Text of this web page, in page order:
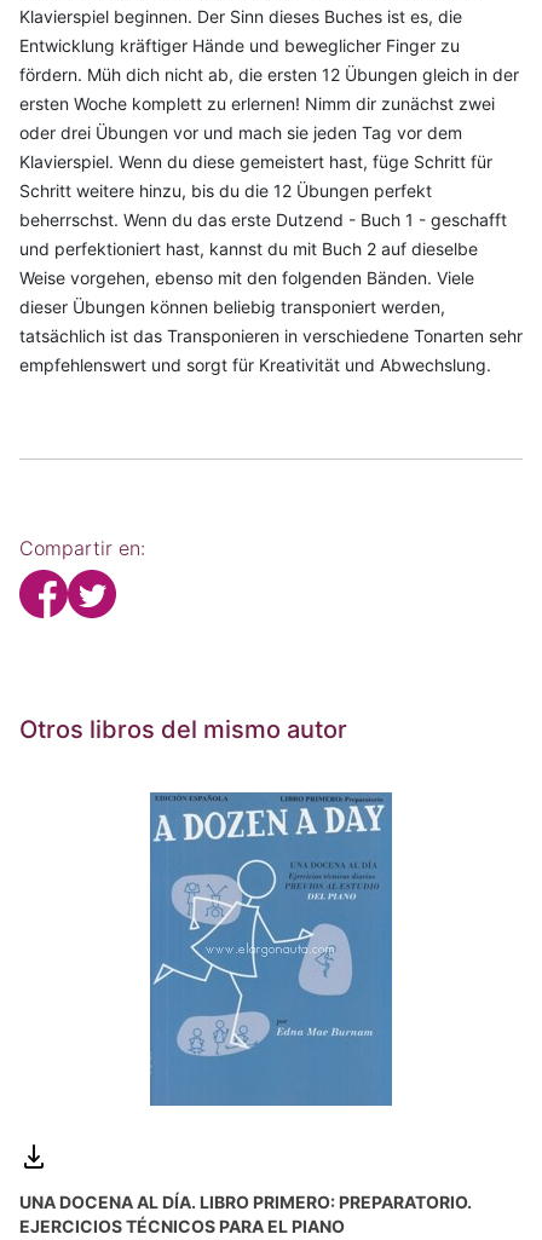
Klavierspiel beginnen. Der Sinn dieses Buches ist es, die
Entwicklung kräftiger Hände und beweglicher Finger zu
fördern. Müh dich nicht ab, die ersten 12 Übungen gleich in der
ersten Woche komplett zu erlernen! Nimm dir zunächst zwei
oder drei Übungen vor und mach sie jeden Tag vor dem
Klavierspiel. Wenn du diese gemeistert hast, füge Schritt für
Schritt weitere hinzu, bis du die 12 Übungen perfekt
beherrschst. Wenn du das erste Dutzend - Buch 1 - geschafft
und perfektioniert hast, kannst du mit Buch 2 auf dieselbe
Weise vorgehen, ebenso mit den folgenden Bänden. Viele
dieser Übungen können beliebig transponiert werden,
tatsächlich ist das Transponieren in verschiedene Tonarten sehr
empfehlenswert und sorgt für Kreativität und Abwechslung.
Compartir en:
Otros libros del mismo autor
UNA DOCENA AL DÍA. LIBRO PRIMERO: PREPARATORIO.
EJERCICIOS TÉCNICOS PARA EL PIANO